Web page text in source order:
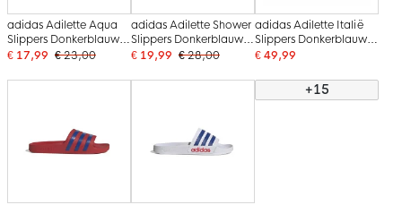
adidas Adilette Aqua
Slippers Donkerblauw
Wit
€ 17,99 € 23,00
adidas Adilette Shower
Slippers Donkerblauw
Wit
€ 19,99 € 28,00
adidas Adilette Italië
Slippers Donkerblauw
Goud
€ 49,99
+15